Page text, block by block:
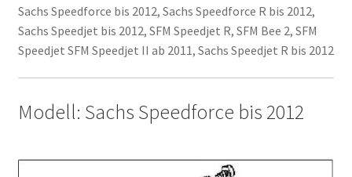
Sachs Speedforce bis 2012, Sachs Speedforce R bis 2012,
Sachs Speedjet bis 2012, SFM Speedjet R, SFM Bee 2, SFM
Speedjet SFM Speedjet II ab 2011, Sachs Speedjet R bis 2012
Modell: Sachs Speedforce bis 2012